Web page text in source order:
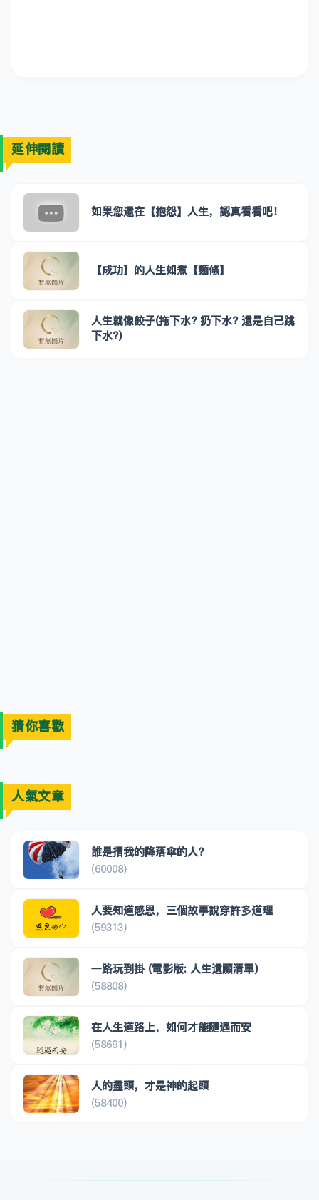
延伸閱讀
如果您還在【抱怨】人生，認真看看吧！
【成功】的人生如煮【麵條】
人生就像餃子(拖下水? 扔下水? 還是自己跳
下水?)
猜你喜歡
人氣文章
誰是摺我的降落傘的人?
(60008)
人要知道感恩，三個故事說穿許多道理
(59313)
一路玩到掛 (電影版: 人生遺願清單)
(58808)
在人生道路上，如何才能隨遇而安
(58691)
人的盡頭，才是神的起頭
(58400)